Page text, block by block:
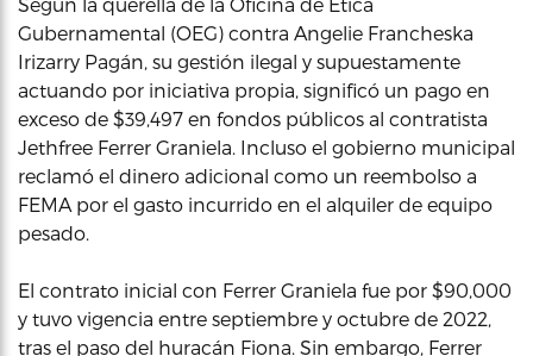
Gubernamental (OEG) contra Angelie Francheska
Irizarry Pagán, su gestión ilegal y supuestamente
actuando por iniciativa propia, significó un pago en
exceso de $39,497 en fondos públicos al contratista
Jethfree Ferrer Graniela. Incluso el gobierno municipal
reclamó el dinero adicional como un reembolso a
FEMA por el gasto incurrido en el alquiler de equipo
pesado.
El contrato inicial con Ferrer Graniela fue por $90,000
y tuvo vigencia entre septiembre y octubre de 2022,
tras el paso del huracán Fiona. Sin embargo, Ferrer